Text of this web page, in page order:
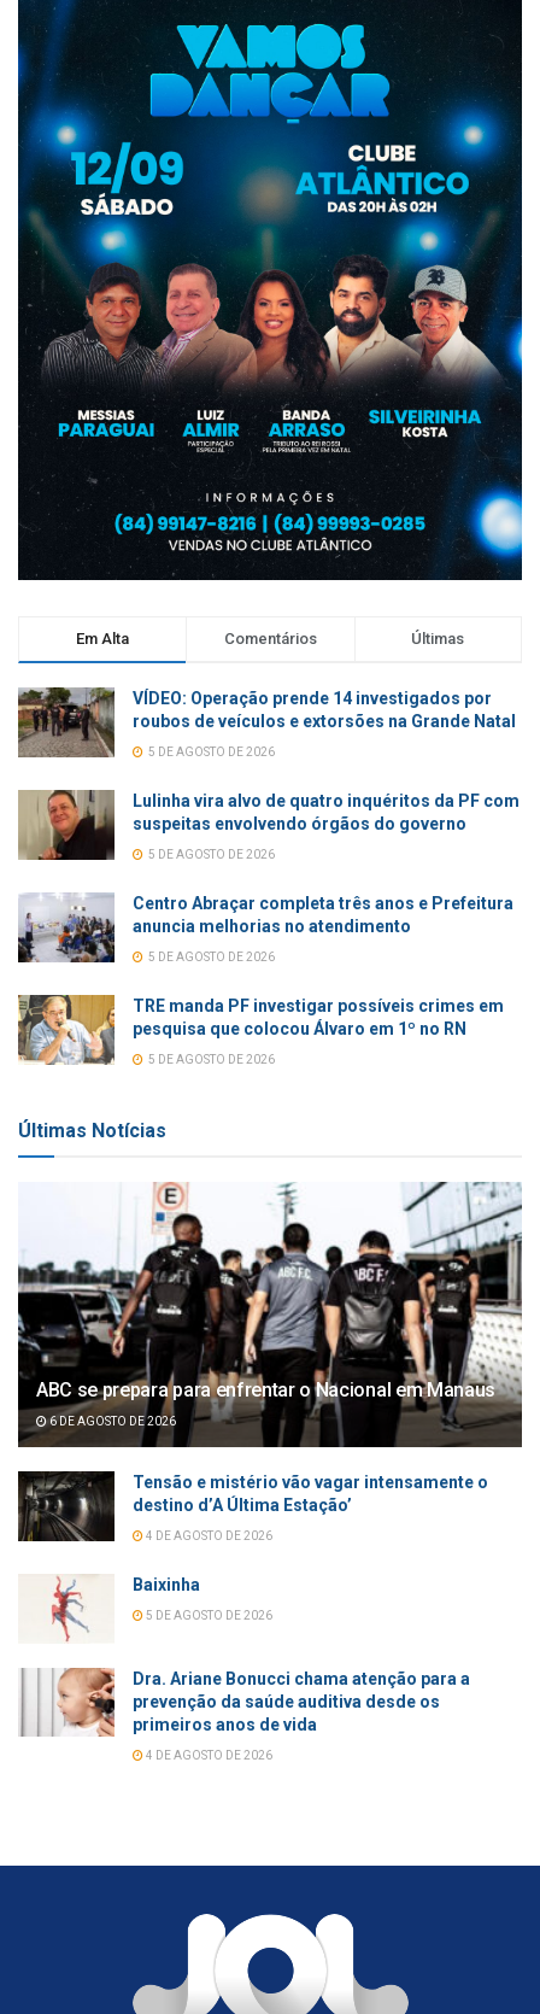
Em Alta Comentários Últimas
VÍDEO: Operação prende 14 investigados por
roubos de veículos e extorsões na Grande Natal
5 DE AGOSTO DE 2026
Lulinha vira alvo de quatro inquéritos da PF com
suspeitas envolvendo órgãos do governo
5 DE AGOSTO DE 2026
Centro Abraçar completa três anos e Prefeitura
anuncia melhorias no atendimento
5 DE AGOSTO DE 2026
TRE manda PF investigar possíveis crimes em
pesquisa que colocou Álvaro em 1º no RN
5 DE AGOSTO DE 2026
Últimas Notícias
ABC se prepara para enfrentar o Nacional em Manaus
6 DE AGOSTO DE 2026
Tensão e mistério vão vagar intensamente o
destino d’A Última Estação’
4 DE AGOSTO DE 2026
Baixinha
5 DE AGOSTO DE 2026
Dra. Ariane Bonucci chama atenção para a
prevenção da saúde auditiva desde os
primeiros anos de vida
4 DE AGOSTO DE 2026